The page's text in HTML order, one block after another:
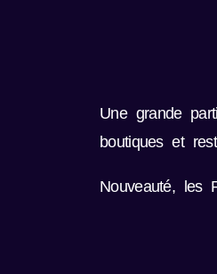
Une grande
boutiques et
Nouveauté, les